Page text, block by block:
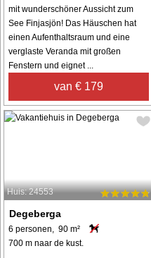
mit wunderschöner Aussicht zum
See Finjasjön! Das Häuschen hat
einen Aufenthaltsraum und eine
verglaste Veranda mit großen
Fenstern und eignet ...
van € 179
Huis: 24553
Degeberga
6 personen, 90 m²
700 m naar de kust.